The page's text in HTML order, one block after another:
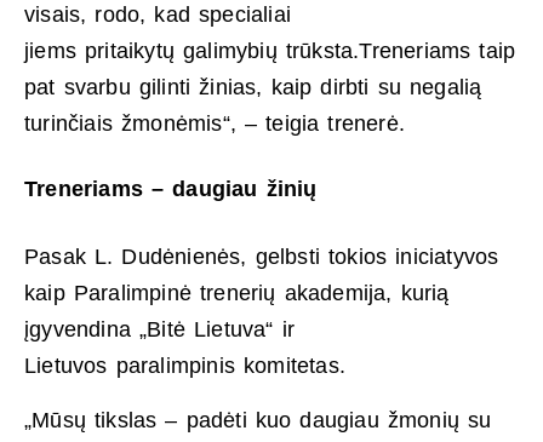
visais, rodo, kad specialiai
jiems pritaikytų galimybių trūksta.Treneriams taip
pat svarbu gilinti žinias, kaip dirbti su negalią
turinčiais žmonėmis“, – teigia trenerė.
Treneriams – daugiau žinių
Pasak L. Dudėnienės, gelbsti tokios iniciatyvos
kaip Paralimpinė trenerių akademija, kurią
įgyvendina „Bitė Lietuva“ ir
Lietuvos paralimpinis komitetas.
„Mūsų tikslas – padėti kuo daugiau žmonių su